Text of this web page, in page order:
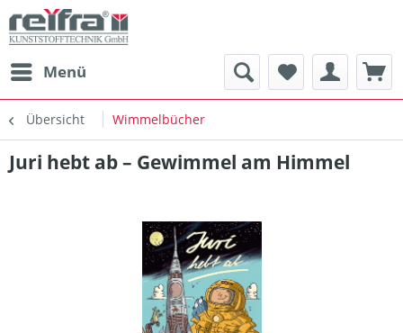
Menü
Übersicht Wimmelbücher
Juri hebt ab – Gewimmel am Himmel